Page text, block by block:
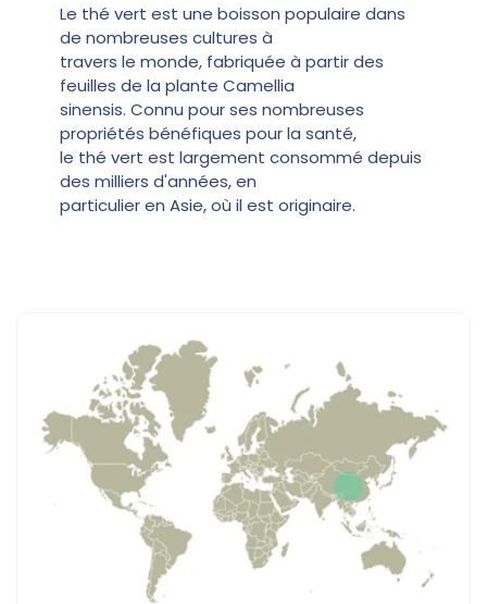
Le thé vert est une boisson populaire dans
de nombreuses cultures à
travers le monde, fabriquée à partir des
feuilles de la plante Camellia
sinensis. Connu pour ses nombreuses
propriétés bénéfiques pour la santé,
le thé vert est largement consommé depuis
des milliers d'années, en
particulier en Asie, où il est originaire.